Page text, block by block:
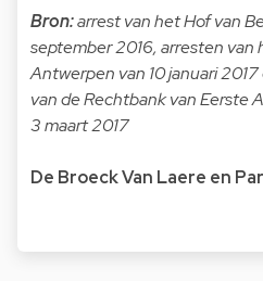
Bron:arrest van het Hof van
september 2016, arresten van
Antwerpen van 10 januari
van de Rechtbank van Eerste
3 maart 2017
De Broeck Van Laere en